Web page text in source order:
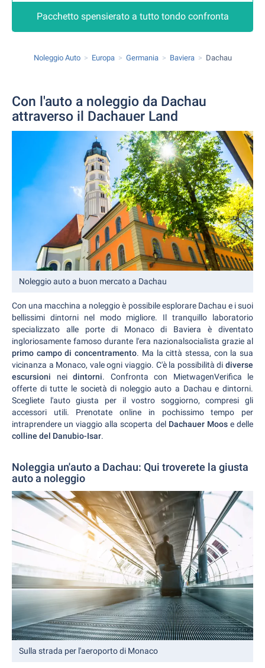
Pacchetto spensierato a tutto tondo confronta
Noleggio Auto Europa Germania Baviera Dachau
Con l'auto a noleggio da Dachau
attraverso il Dachauer Land
Noleggio auto a buon mercato a Dachau
Con una macchina a noleggio è possibile esplorare Dachau e i suoi
bellissimi dintorni nel modo migliore. Il tranquillo laboratorio
specializzato alle porte di Monaco di Baviera è diventato
ingloriosamente famoso durante l'era nazionalsocialista grazie al
primo campo di concentramento. Ma la città stessa, con la sua
vicinanza a Monaco, vale ogni viaggio. C'è la possibilità di diverse
escursioni nei dintorni. Confronta con MietwagenVerifica le
offerte di tutte le società di noleggio auto a Dachau e dintorni.
Scegliete l'auto giusta per il vostro soggiorno, compresi gli
accessori utili. Prenotate online in pochissimo tempo per
intraprendere un viaggio alla scoperta del Dachauer Moos e delle
colline del Danubio-Isar.
Noleggia un'auto a Dachau: Qui troverete la giusta
auto a noleggio
Sulla strada per l'aeroporto di Monaco